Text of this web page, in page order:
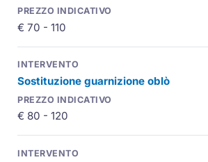
€ 70 - 110
Sostituzione guarnizione oblò
€ 80 - 120